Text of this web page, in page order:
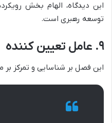
این دیدگاه، الهام بخش
توسعه رهبری است.
۹. عامل تعیین کننده
این فصل بر شناسایی و تمرکز بر